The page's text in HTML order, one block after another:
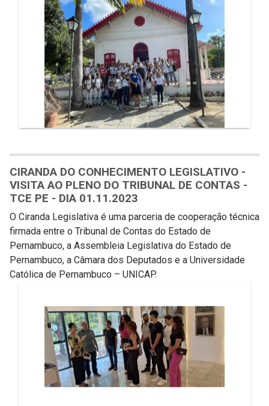
CIRANDA DO CONHECIMENTO LEGISLATIVO -
VISITA AO PLENO DO TRIBUNAL DE CONTAS -
TCE PE - DIA 01.11.2023
O Ciranda Legislativa é uma parceria de cooperação técnica
firmada entre o Tribunal de Contas do Estado de
Pernambuco, a Assembleia Legislativa do Estado de
Pernambuco, a Câmara dos Deputados e a Universidade
Católica de Pernambuco – UNICAP.